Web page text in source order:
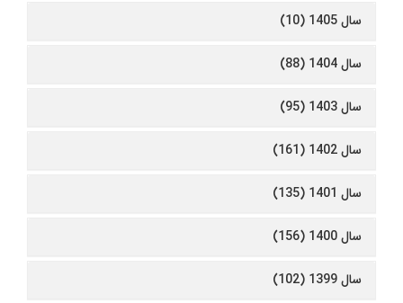
سال 1405 (10)
سال 1404 (88)
سال 1403 (95)
سال 1402 (161)
سال 1401 (135)
سال 1400 (156)
سال 1399 (102)